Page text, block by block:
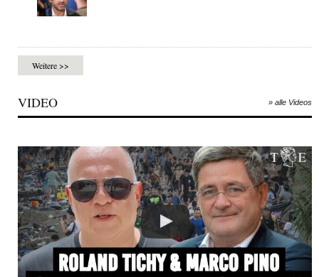
Weitere >>
VIDEO » alle Videos